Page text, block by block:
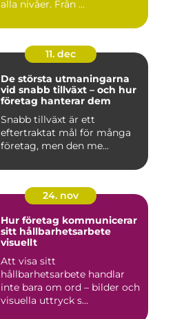
alla nivåer. Från ...
11. dec
De största utmaningarna
vid snabb tillväxt – och hur
företag hanterar dem
Snabb tillväxt är ett
eftertraktat mål för många
företag, men den me...
24. nov
Hur företag kommunicerar
sitt hållbarhetsarbete
visuellt
Att visa sitt
hållbarhetsarbete handlar
inte bara om ord – bilder och
visuella uttryck s...